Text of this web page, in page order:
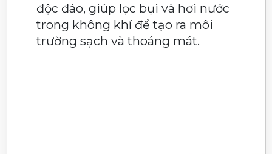
độc đáo, giúp lọc bụi và hơi nước
trong không khí để tạo ra môi
trường sạch và thoáng mát.